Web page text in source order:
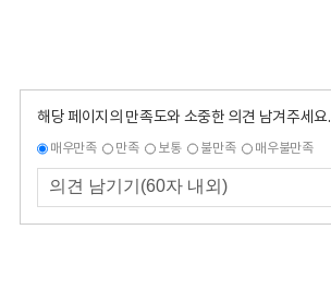
해당 페이지의 만족도와 소중한 의견 남겨주세요.
매우만족 만족 보통 불만족 매우불만족